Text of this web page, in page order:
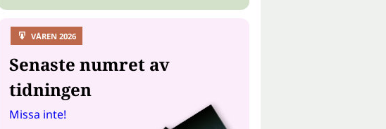
VÅREN 2026
Senaste numret av
tidningen
Missa inte!